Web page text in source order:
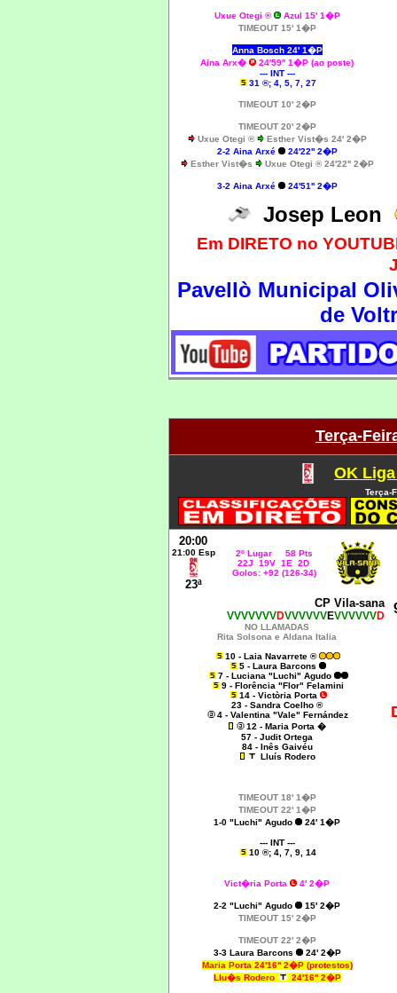
Uxue Otegi ®
Azul 15' 1�P
TIMEOUT 15' 1�P
Anna Bosch 24' 1�P
Aina Arx�
24'59'' 1�P (ao poste)
--- INT ---
31 ®; 4, 5, 7, 27
TIMEOUT 10' 2�P
TIMEOUT 20' 2�P
Uxue Otegi ®
Esther Vist�s 24' 2�P
2-2 Aina Arxé
24'22'' 2�P
Esther Vist�s
Uxue Otegi ® 24'22'' 2�P
3-2 Aina Arxé 24'51'' 2�P
Josep Leon
Em DIRETO no
Pavellò Municipal
de
Terça-
OK
Terça-
20:00
21:00 Esp
23ª
2º Lugar 58 Pts
22J 19V 1E 2D
Golos: +92 (126-34)
CP Vila-sana
VVVVVVVDVVVVVVEVVVVVVD
NO LLAMADAS
Rita Solsona e Aldana Italia
10 - Laia Navarrete ®
5 - Laura Barcons
7 - Luciana "Luchi" Agudo
9 - Florência "Flor" Felamini
14 - Victòria Porta
23 - Sandra Coelho ®
4 - Valentina "Vale" Fernández
12 - Maria Porta �
57 - Judit Ortega
84 - Inês Gaivéu
Lluís Rodero
TIMEOUT 18' 1�P
TIMEOUT 22' 1�P
1-0 "Luchi" Agudo
24' 1�P
--- INT ---
10 ®; 4, 7, 9, 14
Vict�ria Porta 4' 2�P
2-2 "Luchi" Agudo
15' 2�P
TIMEOUT 15' 2�P
TIMEOUT 22' 2�P
3-3 Laura Barcons
24' 2�P
Maria Porta 24'16'' 2�P (protestos)
Llu�s Rodero
24'16'' 2�P